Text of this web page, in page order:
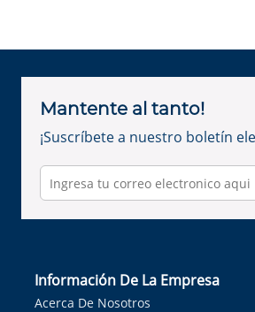
Mantente al tanto!
¡Suscríbete a nuestro boletín
Información De La Empresa
Acerca De Nosotros